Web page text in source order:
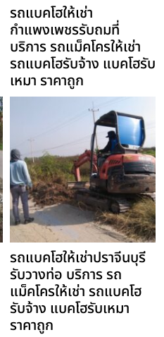
รถแบคโฮให้เช่า
กำแพงเพชรรับถมที่
บริการ รถแม็คโครให้เช่า
รถแบคโฮรับจ้าง แบคโฮรับ
เหมา ราคาถูก
รถแบคโฮให้เช่าปราจีนบุรี
รับวางท่อ บริการ รถ
แม็คโครให้เช่า รถแบคโฮ
รับจ้าง แบคโฮรับเหมา
ราคาถูก